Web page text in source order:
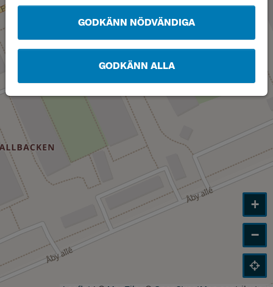
GODKÄNN NÖDVÄNDIGA
GODKÄNN ALLA
+
−